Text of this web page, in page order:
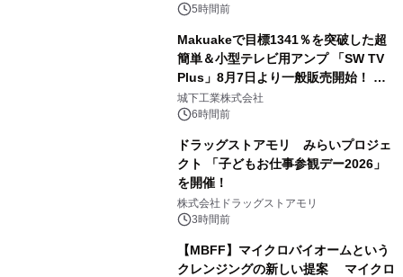
ルが8月7日(金)12時より先行予約受付
5時間前
Makuakeで目標1341％を突破した超
簡単＆小型テレビ用アンプ 「SW TV
Plus」8月7日より一般販売開始！ ケ
ーブル1本つなぐだけ、テレビの音が
ぐっと豊かに
城下工業株式会社
6時間前
ドラッグストアモリ みらいプロジェ
クト 「子どもお仕事参観デー2026」
を開催！
株式会社ドラッグストアモリ
3時間前
【MBFF】マイクロバイオームという
クレンジングの新しい提案 マイクロ